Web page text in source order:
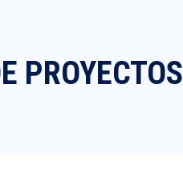
PROYECTOS